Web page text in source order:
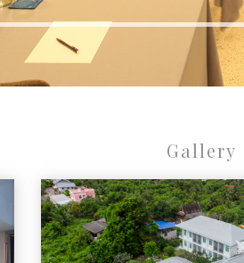
Gallery